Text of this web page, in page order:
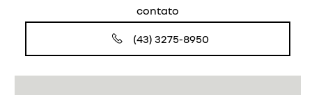
contato
(43) 3275-8950